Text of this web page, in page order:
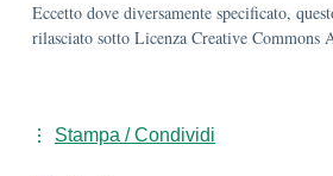
Eccetto dove diversamente specificato,
rilasciato sotto Licenza Creative Commons
Stampa / Condividi